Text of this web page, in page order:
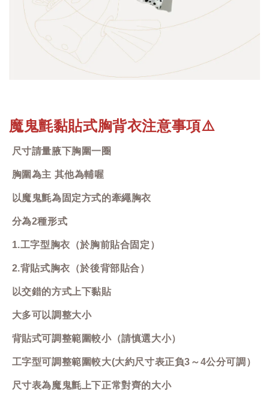
魔鬼氈黏貼式胸背衣注意事項⚠️
尺寸請量腋下胸圍一圈
胸圍為主 其他為輔喔
以魔鬼氈為固定方式的牽繩胸衣
分為2種形式
1.工字型胸衣（於胸前貼合固定）
2.背貼式胸衣（於後背部貼合）
以交錯的方式上下黏貼
大多可以調整大小
背貼式可調整範圍較小（請慎選大小）
工字型可調整範圍較大(大約尺寸表正負3～4公分可調）
尺寸表為魔鬼氈上下正常對齊的大小